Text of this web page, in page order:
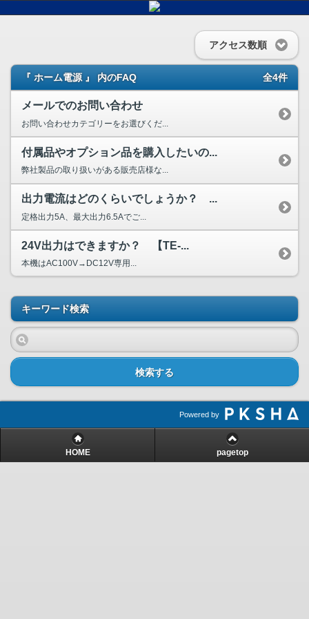
アクセス数順
『 ホーム電源 』 内のFAQ 全4件
メールでのお問い合わせ
お問い合わせカテゴリーをお選びくだ...
付属品やオプション品を購入したいの...
弊社製品の取り扱いがある販売店様な...
出力電流はどのくらいでしょうか？ ...
定格出力5A、最大出力6.5Aでご...
24V出力はできますか？ 【TE-...
本機はAC100V→DC12V専用...
キーワード検索
検索する
Powered by
HOME pagetop